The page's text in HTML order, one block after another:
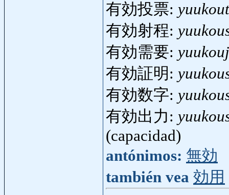
有効投票:
有効射程:
有効需要:
有効証明:
有効数字:
有効出力:
(capacidad)
antónimos: 無効
también vea 効用